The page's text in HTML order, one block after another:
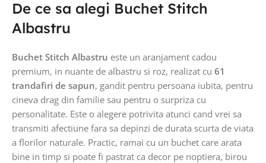
De ce sa alegi Buchet Stitch
Albastru
Buchet Stitch Albastru este un aranjament cadou
premium, in nuante de albastru si roz, realizat cu 61
trandafiri de sapun, gandit pentru persoana iubita, pentru
cineva drag din familie sau pentru o surpriza cu
personalitate. Este o alegere potrivita atunci cand vrei sa
transmiti afectiune fara sa depinzi de durata scurta de viata
a florilor naturale. Practic, ramai cu un buchet care arata
bine in timp si poate fi pastrat ca decor pe noptiera, birou